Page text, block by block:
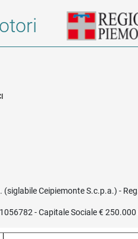
Ceipiemonte S.c.p.a.) -
- Capitale Sociale € 250.000